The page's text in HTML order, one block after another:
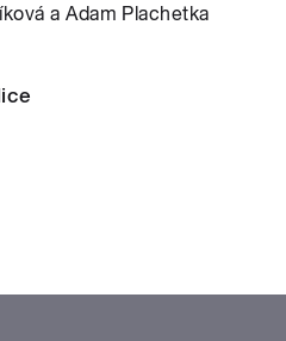
a Adam Plachetka